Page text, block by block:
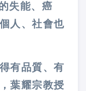
失能、癌
人、社會也
有品質、有
葉耀宗教授